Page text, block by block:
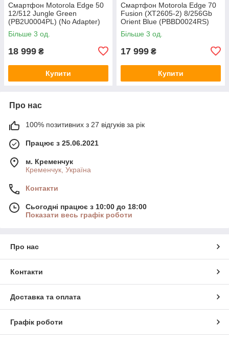
Смартфон Motorola Edge 50
12/512 Jungle Green
(PB2U0004PL) (No Adapter)
UA UCRF
Більше 3 од.
18 999 ₴
Купити
Смартфон Motorola Edge 70
Fusion (XT2605-2) 8/256Gb
Orient Blue (PBBD0024RS)
(No Adapter) UA UCRF
Більше 3 од.
17 999 ₴
Купити
Про нас
100% позитивних з 27 відгуків за рік
Працює з 25.06.2021
м. Кременчук
Кременчук, Україна
Контакти
Сьогодні працює з 10:00 до 18:00
Показати весь графік роботи
Про нас
Контакти
Доставка та оплата
Графік роботи